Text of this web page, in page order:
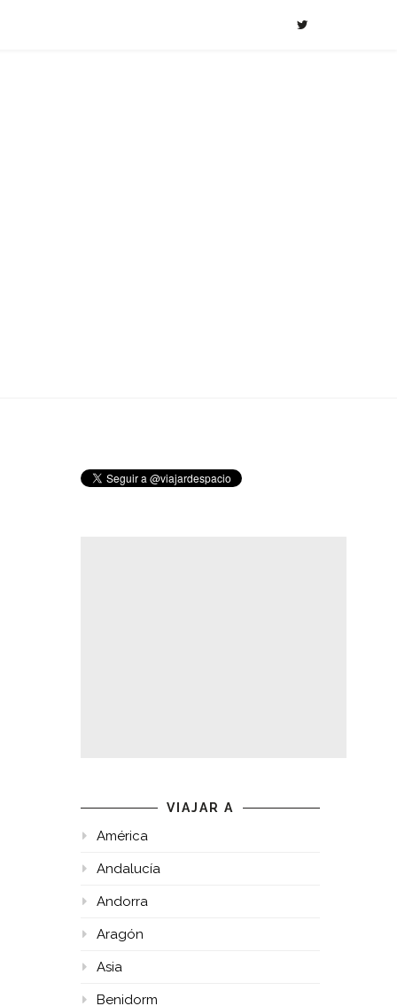
VIAJAR A
América
Andalucía
Andorra
Aragón
Asia
Benidorm